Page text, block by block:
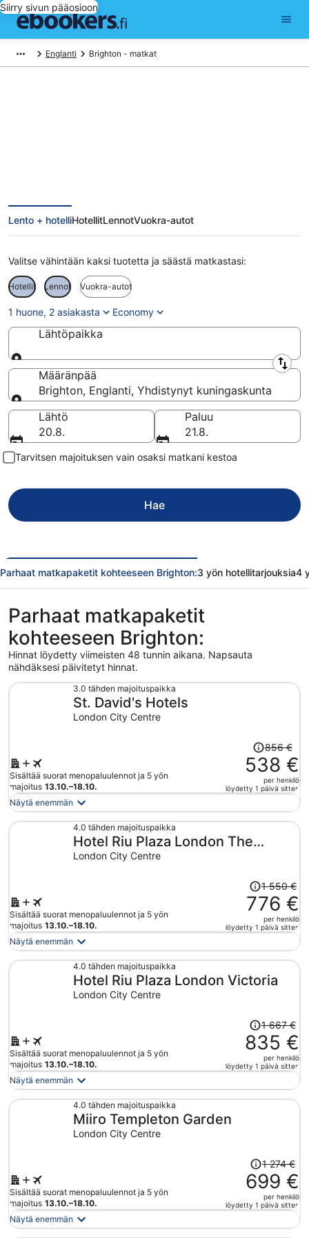
Siirry sivun pääosioon
Englanti Brighton - matkat
Lento + hotelliHotellitLennotVuokra-autot
Valitse vähintään kaksi tuotetta ja säästä matkastasi:
Hotellit Lennot Vuokra-autot
1 huone, 2 asiakasta Economy
Lähtöpaikka
Lähtöpaikka
Määränpää
Brighton, Englanti, Yhdistynyt kuningaskunta
Määränpää
Lähtö
20.8.
Paluu
21.8.
Tarvitsen majoituksen vain osaksi matkani kestoa
Hae
Parhaat matkapaketit kohteeseen Brighton:3 yön hotellitarjouksia4
Parhaat matkapaketit
kohteeseen Brighton:
Hinnat löydetty viimeisten 48 tunnin aikana. Napsauta
nähdäksesi päivitetyt hinnat.
3.0 tähden majoituspaikka
St. David's Hotels
London City Centre
Sisältää suorat menopaluulennot ja 5 yön
majoitus 13.10.–18.10.
Hinta
oli
856 €,
hinta
nyt
per
856 €
538 €
per henkilö
löydetty 1 päivä sitten
Näytä enemmän
4.0 tähden majoituspaikka
Hotel Riu Plaza London The
Westminster
London City Centre
Sisältää suorat menopaluulennot ja 5 yön
majoitus 13.10.–18.10.
Hinta
oli
1 550 €,
hinta
nyt
per
1 550 €
776 €
per henkilö
löydetty 1 päivä sitten
Näytä enemmän
4.0 tähden majoituspaikka
Hotel Riu Plaza London Victoria
London City Centre
Sisältää suorat menopaluulennot ja 5 yön
majoitus 13.10.–18.10.
Hinta
oli
1 667 €,
hinta
nyt
1 667 €
835 €
per henkilö
löydetty 1 päivä sitten
Näytä enemmän
4.0 tähden majoituspaikka
Miiro Templeton Garden
London City Centre
Sisältää suorat menopaluulennot ja 5 yön
majoitus 13.10.–18.10.
Hinta
oli
1 274 €,
hinta
nyt
1 274 €
699 €
per henkilö
löydetty 1 päivä sitten
Näytä enemmän